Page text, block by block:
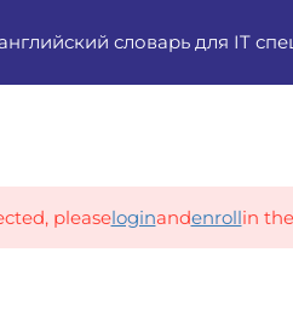
Career Advisor
словарь для IT
pleaseloginandenrollin
partners